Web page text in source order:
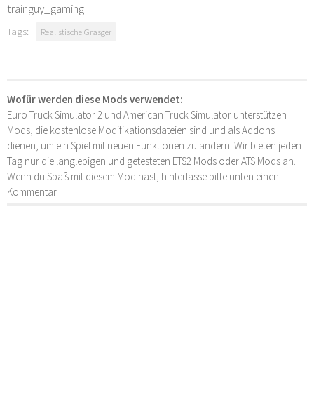
trainguy_gaming
Tags: Realistische Grasger
Wofür werden diese Mods verwendet:
Euro Truck Simulator 2 und American Truck Simulator unterstützen
Mods, die kostenlose Modifikationsdateien sind und als Addons
dienen, um ein Spiel mit neuen Funktionen zu ändern. Wir bieten jeden
Tag nur die langlebigen und getesteten ETS2 Mods oder ATS Mods an.
Wenn du Spaß mit diesem Mod hast, hinterlasse bitte unten einen
Kommentar.